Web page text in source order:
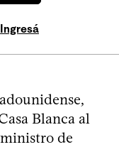
Ingresá
Blanca al
de